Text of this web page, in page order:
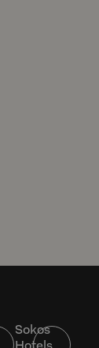
Sokos
Hotels